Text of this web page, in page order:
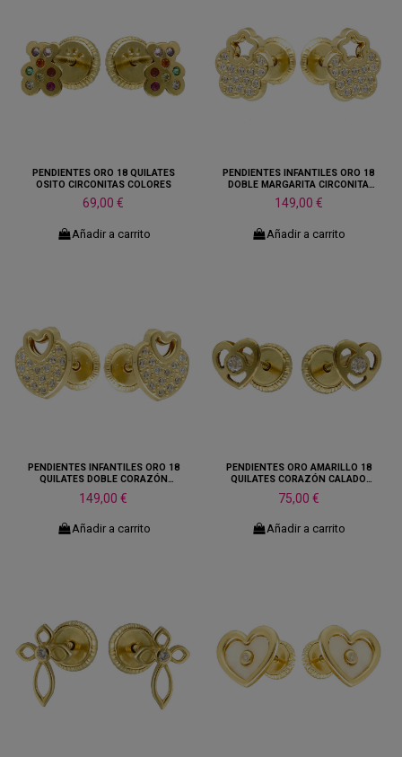
PENDIENTES ORO 18 QUILATES
OSITO CIRCONITAS COLORES
69,00 €
Añadir a carrito
PENDIENTES INFANTILES ORO 18
DOBLE MARGARITA CIRCONITA
CALADA
149,00 €
Añadir a carrito
PENDIENTES INFANTILES ORO 18
QUILATES DOBLE CORAZÓN
CIRCONITA HUECO
149,00 €
Añadir a carrito
PENDIENTES ORO AMARILLO 18
QUILATES CORAZÓN CALADO
PIEDRA CENTRAL
75,00 €
Añadir a carrito